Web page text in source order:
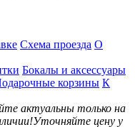
Схема проезда О
Бокалы и аксессуары
корзины К
актуальны только на
Уточняйте цену у